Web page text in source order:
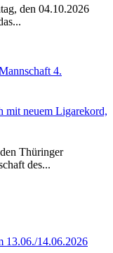
den 04.10.2026
4.
mit neuem Ligarekord,
Thüringer
des...
13.06./14.06.2026